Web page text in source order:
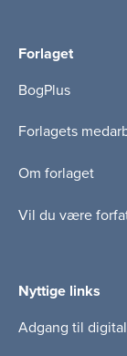
Forlaget
BogPlus
Forlagets
Om forlaget
Vil du være
Nyttige links
Adgang til